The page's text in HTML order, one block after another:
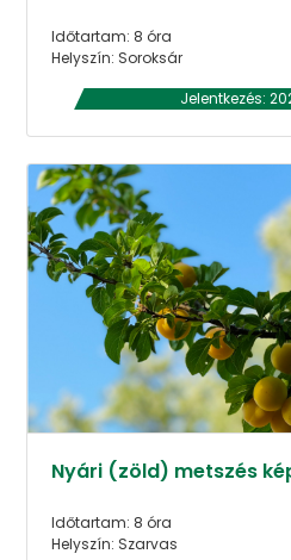
Időtartam: 8 óra
Helyszín: Soroksár
Jelentkezés:
Nyári (zöld) metszés
Időtartam: 8 óra
Helyszín: Szarvas